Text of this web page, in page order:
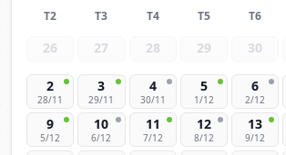
T2 T3 T4 T5 T6
26 27 28 29 30
2
28/11
3
29/11
4
30/11
5
1/12
6
2/12
9
5/12
10
6/12
11
7/12
12
8/12
13
9/12